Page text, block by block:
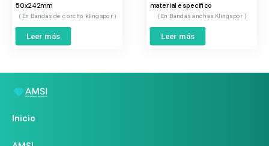
50x242mm
Bandas de corcho klingspor
Leer más
material especifico
Bandas anchas Klingspor
Leer más
Inicio